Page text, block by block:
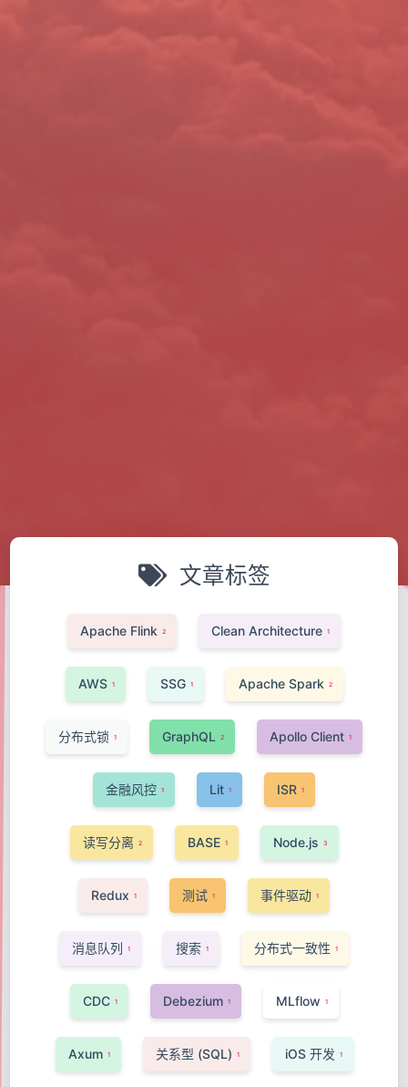
文章标签
Apache Flink 2 Clean Architecture 1
AWS 1 SSG 1 Apache Spark 2
分布式锁 1 GraphQL 2 Apollo Client 1
金融风控 1 Lit 1 ISR 1
读写分离 2 BASE 1 Node.js 3
Redux 1 测试 1 事件驱动 1
消息队列 1 搜索 1 分布式一致性 1
CDC 1 Debezium 1 MLflow 1
Axum 1 关系型 (SQL) 1 iOS 开发 1